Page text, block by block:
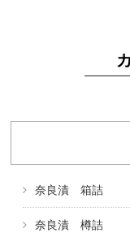
奈良漬 箱詰
奈良漬 樽詰